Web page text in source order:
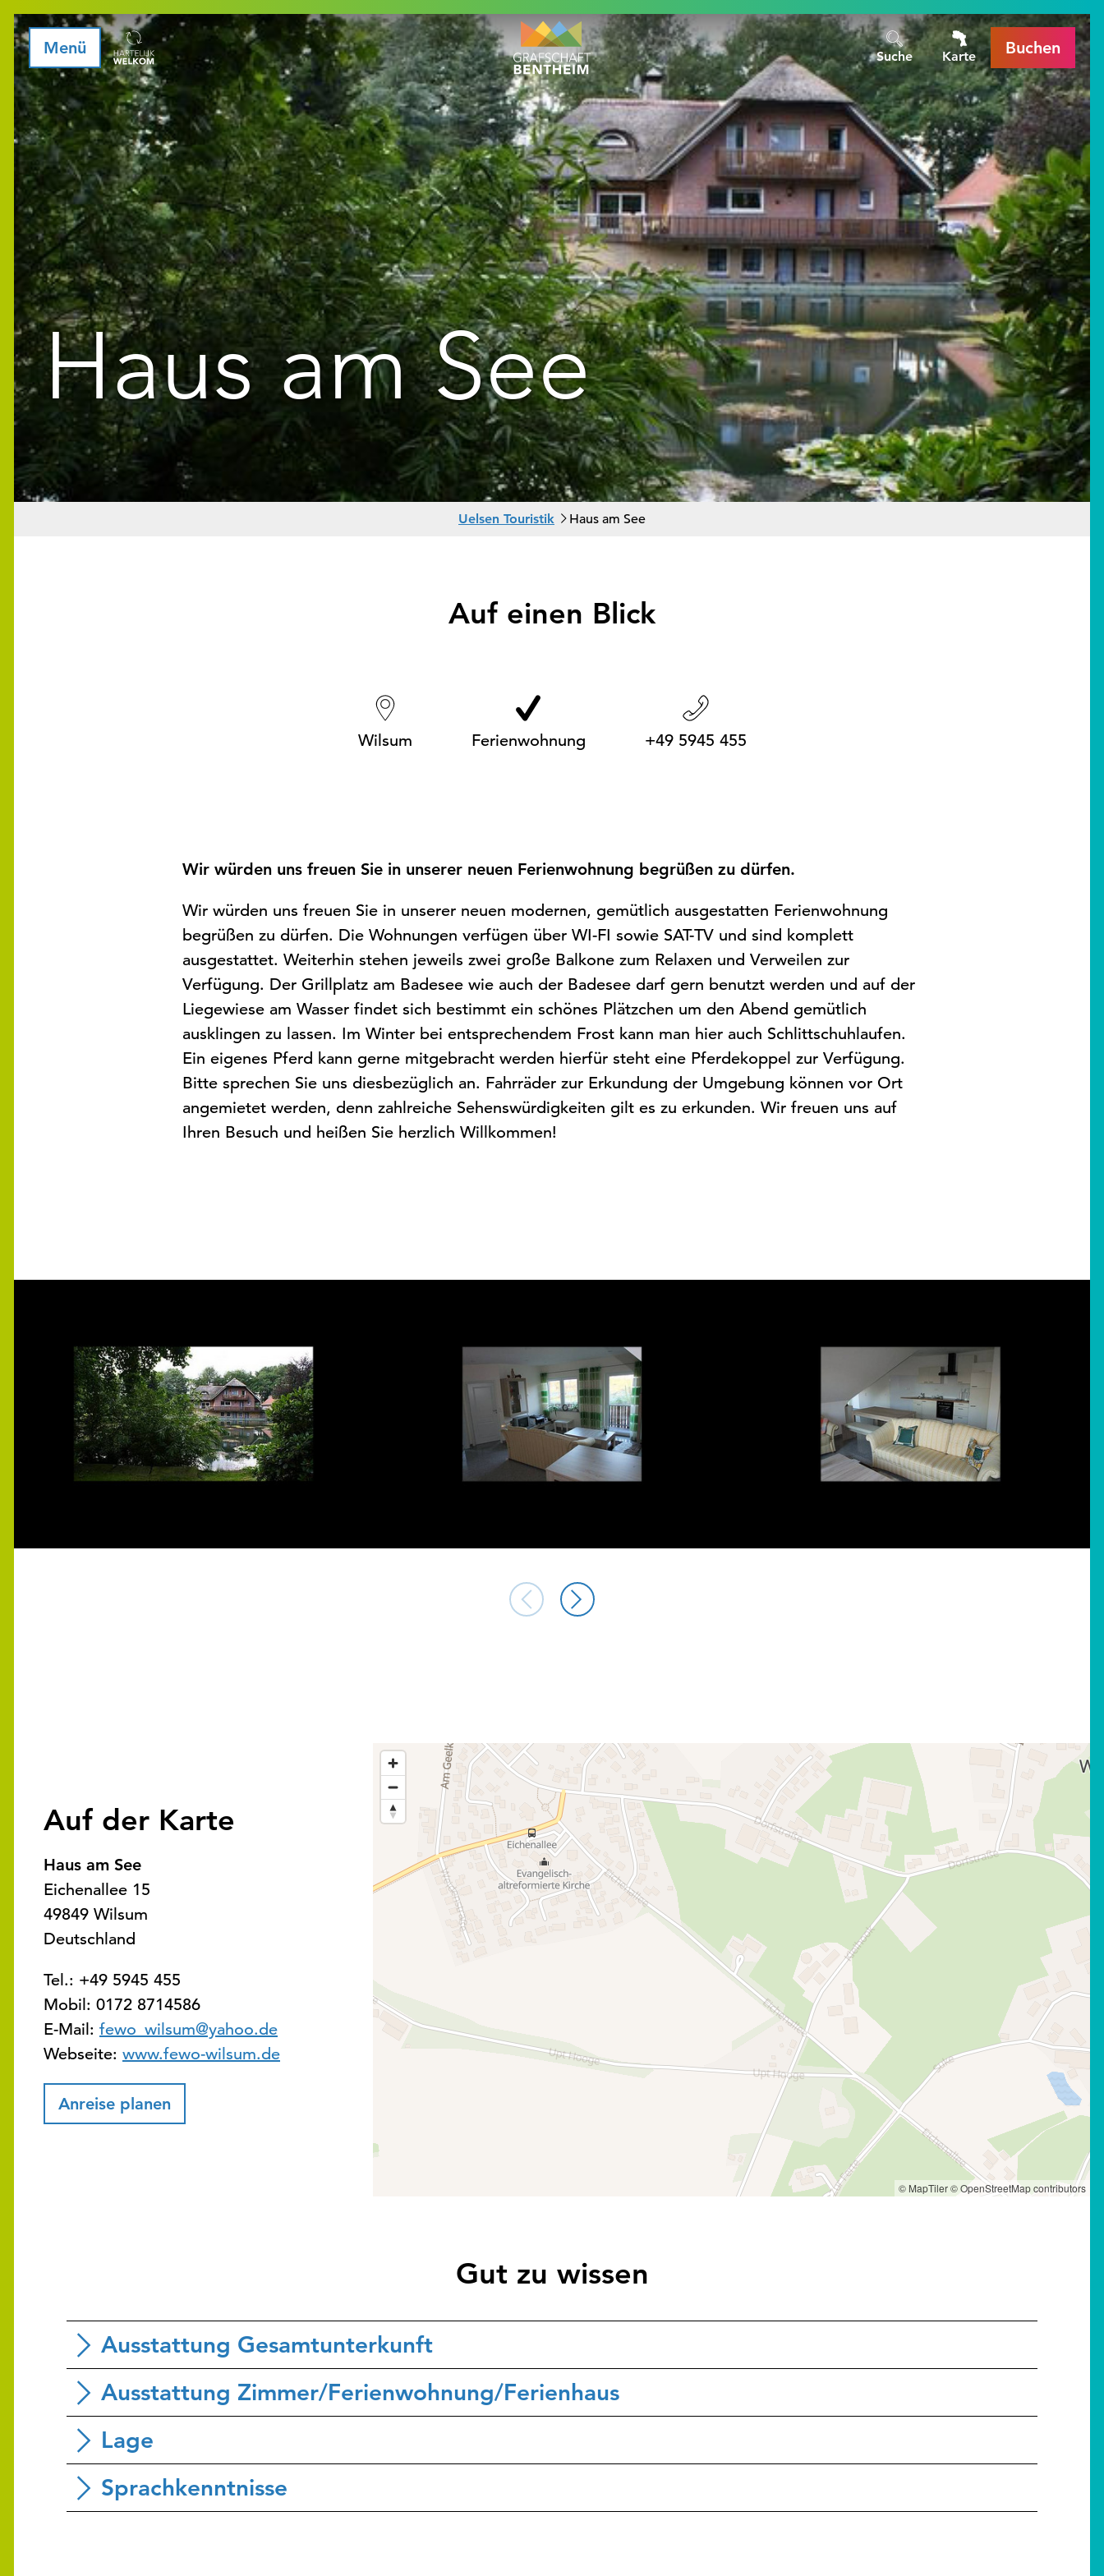
Suche Karte
Menü Buchen
Haus am See
S
n
Uelsen Touristik Haus am See
Auf einen Blick
Wilsum Ferienwohnung +49 5945 455
Wir würden uns freuen Sie in unserer neuen Ferienwohnung begrüßen zu dürfen.
Wir würden uns freuen Sie in unserer neuen modernen, gemütlich ausgestatten Ferienwohnung
begrüßen zu dürfen. Die Wohnungen verfügen über WI-FI sowie SAT-TV und sind komplett
ausgestattet. Weiterhin stehen jeweils zwei große Balkone zum Relaxen und Verweilen zur
Verfügung. Der Grillplatz am Badesee wie auch der Badesee darf gern benutzt werden und auf der
Liegewiese am Wasser findet sich bestimmt ein schönes Plätzchen um den Abend gemütlich
ausklingen zu lassen. Im Winter bei entsprechendem Frost kann man hier auch Schlittschuhlaufen.
Ein eigenes Pferd kann gerne mitgebracht werden hierfür steht eine Pferdekoppel zur Verfügung.
Bitte sprechen Sie uns diesbezüglich an. Fahrräder zur Erkundung der Umgebung können vor Ort
angemietet werden, denn zahlreiche Sehenswürdigkeiten gilt es zu erkunden. Wir freuen uns auf
Ihren Besuch und heißen Sie herzlich Willkommen!
Auf der Karte
Haus am See
Eichenallee 15
49849 Wilsum
Deutschland
Tel.: +49 5945 455
Mobil: 0172 8714586
E-Mail: fewo_wilsum@yahoo.de
Webseite: www.fewo-wilsum.de
Anreise planen
© MapTiler© OpenStreetMap contributors
Gut zu wissen
Ausstattung Gesamtunterkunft
Ausstattung Zimmer/Ferienwohnung/Ferienhaus
Lage
Sprachkenntnisse